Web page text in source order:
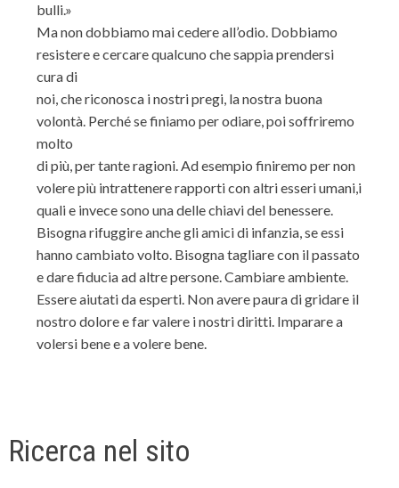
bulli.»
Ma non dobbiamo mai cedere all’odio. Dobbiamo
resistere e cercare qualcuno che sappia prendersi
cura di
noi, che riconosca i nostri pregi, la nostra buona
volontà. Perché se finiamo per odiare, poi soffriremo
molto
di più, per tante ragioni. Ad esempio finiremo per non
volere più intrattenere rapporti con altri esseri umani,i
quali e invece sono una delle chiavi del benessere.
Bisogna rifuggire anche gli amici di infanzia, se essi
hanno cambiato volto. Bisogna tagliare con il passato
e dare fiducia ad altre persone. Cambiare ambiente.
Essere aiutati da esperti. Non avere paura di gridare il
nostro dolore e far valere i nostri diritti. Imparare a
volersi bene e a volere bene.
Ricerca nel sito